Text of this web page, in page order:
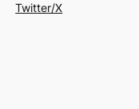
Twitter/X